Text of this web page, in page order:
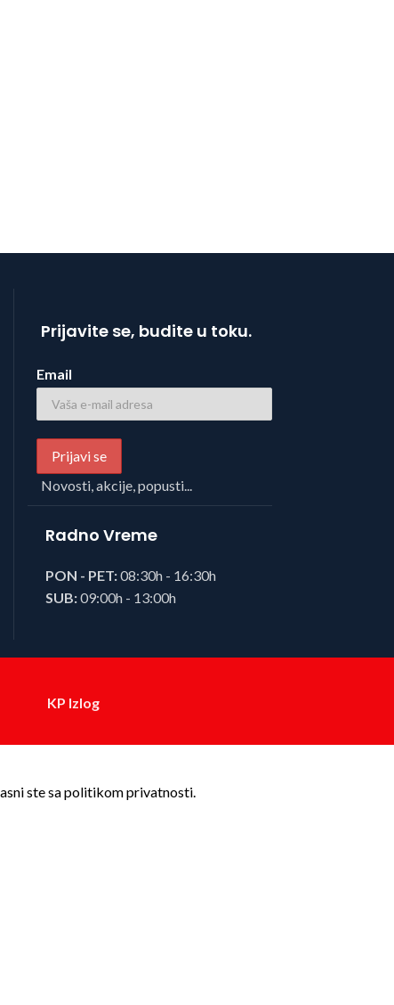
Prijavite se, budite u toku.
Email
Novosti, akcije, popusti...
Radno Vreme
PON - PET:08:30h - 16:30h
SUB:09:00h - 13:00h
KP Izlog
ste sa politikom privatnosti.